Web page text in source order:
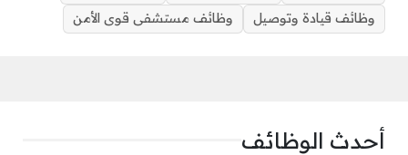
وظائف قيادة وتوصيل
وظائف مستشفى قوى الأمن
أحدث الوظائف